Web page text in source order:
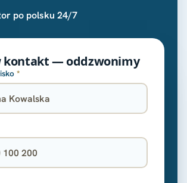
po polsku 24/7
kontakt — oddzwonimy
*